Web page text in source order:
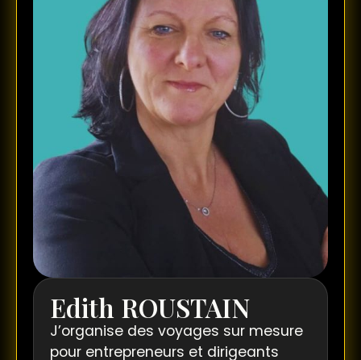
Edith ROUSTAIN
J’organise des voyages sur mesure
pour entrepreneurs et dirigeants